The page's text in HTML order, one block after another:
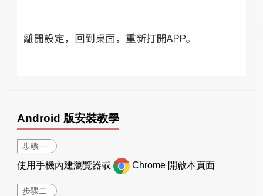
Android 版安裝教學
步驟一
使用手機內建瀏覽器或 Chrome 開啟本頁面
步驟二